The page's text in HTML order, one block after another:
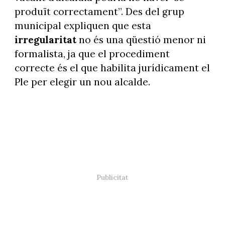
produït correctament”. Des del grup
municipal expliquen que esta
irregularitatno és una qüestió menor ni
formalista, ja que el procediment
correcte és el que habilita jurídicament el
Ple per elegir un nou alcalde.